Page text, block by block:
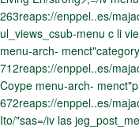
263reaps://enppel..es/
ul_views_csub-menu c li
menu-arch-
712reaps://enppel..es/
Coype menu-arch-
672reaps://enppel..es/
Ito/"sas=/iv las